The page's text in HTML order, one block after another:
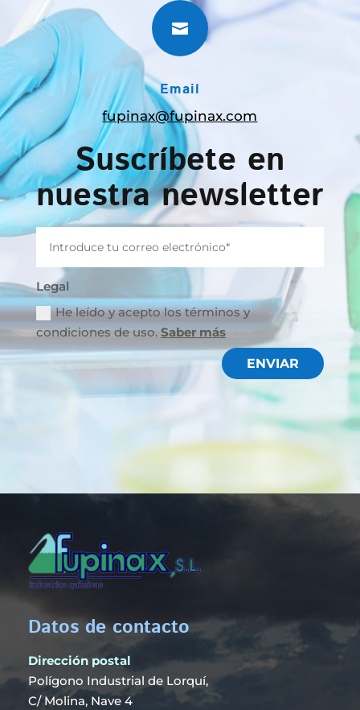

Email
fupinax@fupinax.com
Suscríbete en
nuestra newsletter
Legal
He leído y acepto los términos y
condiciones de uso.Saber más
ENVIAR
Datos de contacto
Dirección postal
Polígono Industrial de Lorquí,
C/ Molina, Nave 4